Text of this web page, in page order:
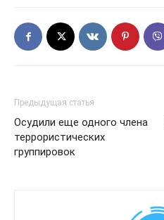
Предыдущая статья
Осудили еще одного члена
террористических
группировок